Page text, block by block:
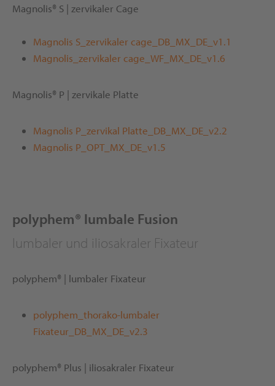
Magnolis® S | zervikaler Cage
Magnolis S_zervikaler cage_DB_MX_DE_v1.1
Magnolis_zervikaler cage_WF_MX_DE_v1.6
Magnolis® P | zervikale Platte
Magnolis P_zervikal Platte_DB_MX_DE_v2.2
Magnolis P_OPT_MX_DE_v1.5
polyphem® lumbale Fusion
lumbaler und iliosakraler Fixateur
polyphem® | lumbaler Fixateur
polyphem_thorako-lumbaler
Fixateur_DB_MX_DE_v2.3
polyphem® Plus | iliosakraler Fixateur